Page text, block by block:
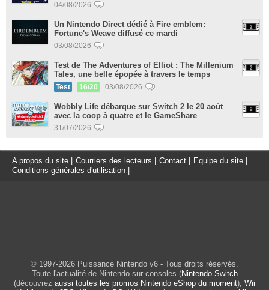
04/08/2026
Un Nintendo Direct dédié à Fire emblem:
Fortune's Weave diffusé ce mardi
03/08/2026
Test de The Adventures of Elliot : The Millenium
Tales, une belle épopée à travers le temps
Test 16/20 03/08/2026
Wobbly Life débarque sur Switch 2 le 20 août
avec la coop à quatre et le GameShare
31/07/2026
A propos du site Courriers des lecteurs Contact Equipe du site
Conditions générales d'utilisation
© 1997-2026 Puissance Nintendo v6 - Tous droits réservés.
Toute l'actualité de Nintendo sur consoles (Nintendo Switch
(découvrez aussi toutes les promos Nintendo eShop du moment), Wii